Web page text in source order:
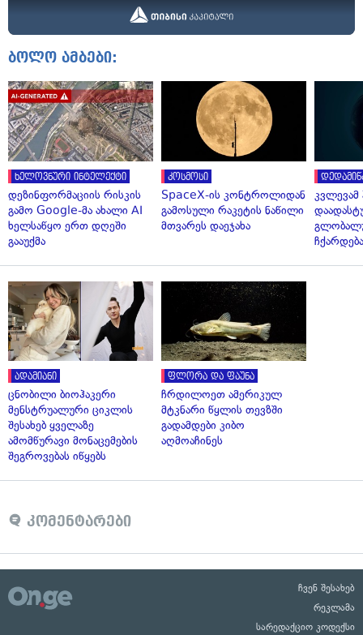
ბოლო ამბები:
ხელოვნური ინტელექტი
დეზინფორმაციის რისკის
გამო Google-მა ახალი AI
ხელსაწყო ერთ დღეში
გააუქმა
კოსმოსი
SpaceX-ის კონტროლიდან
გამოსული რაკეტის ნაწილი
მთვარეს დაეჯახა
ჩქარდება
ადამიანი
ცნობილი ბიოჰაკერი
მენსტრუალური ციკლის
შესახებ ყველაზე
ამომწურავი მონაცემების
შეგროვებას იწყებს
ფლორა და ფაუნა
ჩრდილოეთ ამერიკულ
მტკნარი წყლის თევზში
გადამდები კიბო
აღმოაჩინეს
კომენტარები
ჩვენ შესახებ
რეკლამა
სარედაქციო კოდექსი